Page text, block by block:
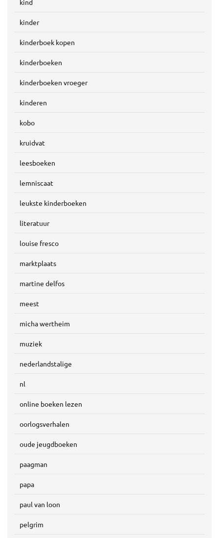
kind
kinder
kinderboek kopen
kinderboeken
kinderboeken vroeger
kinderen
kobo
kruidvat
leesboeken
lemniscaat
leukste kinderboeken
literatuur
louise fresco
marktplaats
martine delfos
meest
micha wertheim
muziek
nederlandstalige
nl
online boeken lezen
oorlogsverhalen
oude jeugdboeken
paagman
papa
paul van loon
pelgrim